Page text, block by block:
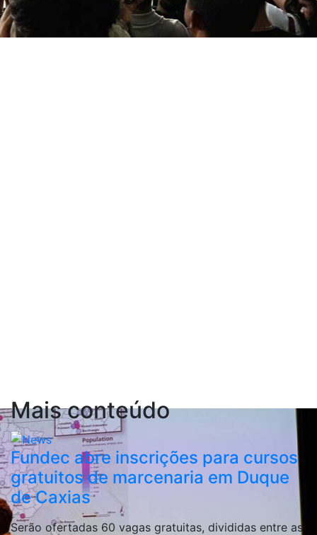
Mais conteúdo
Fundec abre inscrições para cursos
gratuitos de marcenaria em Duque
de Caxias
Serão ofertadas 60 vagas gratuitas, divididas entre as